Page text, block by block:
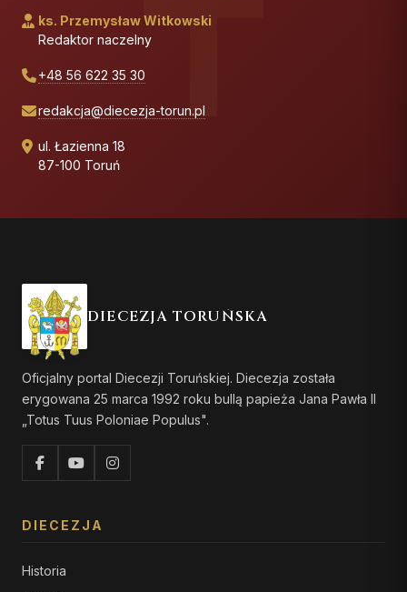
ks. Przemysław Witkowski
Redaktor naczelny
+48 56 622 35 30
redakcja@diecezja-torun.pl
ul. Łazienna 18
87-100 Toruń
DIECEZJA TORUŃSKA
Oficjalny portal Diecezji Toruńskiej. Diecezja została
erygowana 25 marca 1992 roku bullą papieża Jana Pawła II
„Totus Tuus Poloniae Populus".
DIECEZJA
Historia